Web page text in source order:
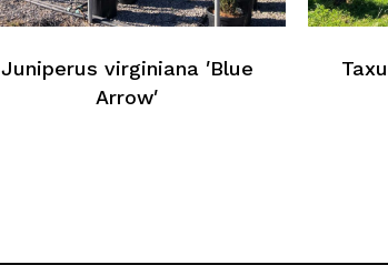
Zurück Zur
Juniperus virginiana ′Blue
Arrow′